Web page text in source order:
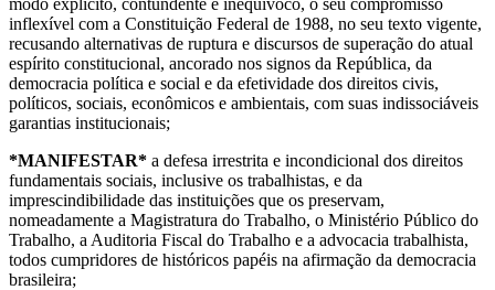
inflexível com a Constituição Federal de 1988, no seu texto vigente,
recusando alternativas de ruptura e discursos de superação do atual
espírito constitucional, ancorado nos signos da República, da
democracia política e social e da efetividade dos direitos civis,
políticos, sociais, econômicos e ambientais, com suas indissociáveis
garantias institucionais;
*MANIFESTAR* a defesa irrestrita e incondicional dos direitos
fundamentais sociais, inclusive os trabalhistas, e da
imprescindibilidade das instituições que os preservam,
nomeadamente a Magistratura do Trabalho, o Ministério Público do
Trabalho, a Auditoria Fiscal do Trabalho e a advocacia trabalhista,
todos cumpridores de históricos papéis na afirmação da democracia
brasileira;